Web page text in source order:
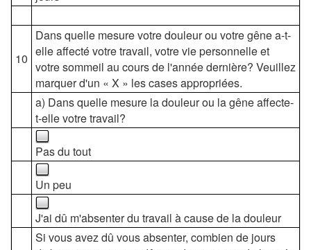
10
Dans quelle mesure votre douleur ou votre gêne a-t-
elle affecté votre travail, votre vie personnelle et
votre sommeil au cours de l'année dernière? Veuillez
marquer d'un « X » les cases appropriées.
a) Dans quelle mesure la douleur ou la gêne affecte-
t-elle votre travail?
Pas du tout
Un peu
J'ai dû m'absenter du travail à cause de la douleur
Si vous avez dû vous absenter, combien de jours